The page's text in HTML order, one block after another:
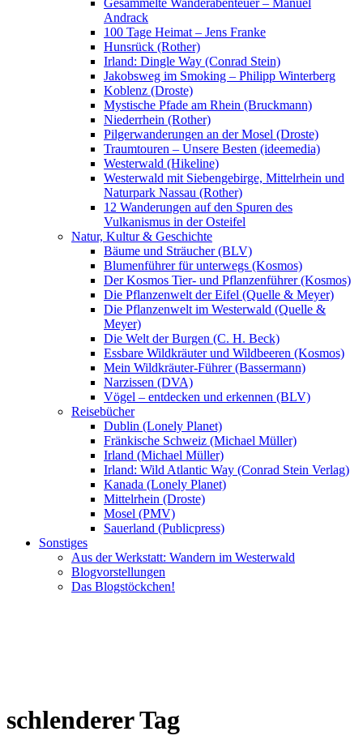
Gesammelte Wanderabenteuer – Manuel
Andrack
100 Tage Heimat – Jens Franke
Hunsrück (Rother)
Irland: Dingle Way (Conrad Stein)
Jakobsweg im Smoking – Philipp Winterberg
Koblenz (Droste)
Mystische Pfade am Rhein (Bruckmann)
Niederrhein (Rother)
Pilgerwanderungen an der Mosel (Droste)
Traumtouren – Unsere Besten (ideemedia)
Westerwald (Hikeline)
Westerwald mit Siebengebirge, Mittelrhein und
Naturpark Nassau (Rother)
12 Wanderungen auf den Spuren des
Vulkanismus in der Osteifel
Natur, Kultur & Geschichte
Bäume und Sträucher (BLV)
Blumenführer für unterwegs (Kosmos)
Der Kosmos Tier- und Pflanzenführer (Kosmos)
Die Pflanzenwelt der Eifel (Quelle & Meyer)
Die Pflanzenwelt im Westerwald (Quelle &
Meyer)
Die Welt der Burgen (C. H. Beck)
Essbare Wildkräuter und Wildbeeren (Kosmos)
Mein Wildkräuter-Führer (Bassermann)
Narzissen (DVA)
Vögel – entdecken und erkennen (BLV)
Reisebücher
Dublin (Lonely Planet)
Fränkische Schweiz (Michael Müller)
Irland (Michael Müller)
Irland: Wild Atlantic Way (Conrad Stein Verlag)
Kanada (Lonely Planet)
Mittelrhein (Droste)
Mosel (PMV)
Sauerland (Publicpress)
Sonstiges
Aus der Werkstatt: Wandern im Westerwald
Blogvorstellungen
Das Blogstöckchen!
schlenderer Tag